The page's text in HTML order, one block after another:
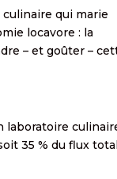
qui marie
locavore : la
– et goûter –
laboratoire
35 % du flux